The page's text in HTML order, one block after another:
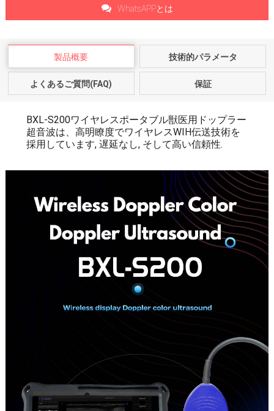
WhatsAPPとは
製品概要 技術的パラメータ
よくあるご質問(FAQ) 保証
BXL-S200ワイヤレスポータブル獣医用ドップラー
超音波は、高明瞭度でワイヤレスWIH伝送技術を
採用しています, 遅延なし, そして高い信頼性.